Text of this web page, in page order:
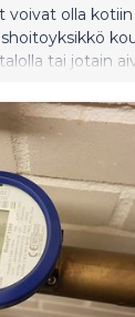
voivat olla
tai jotain
päällä ja
ja kokemaan
liikkuvat